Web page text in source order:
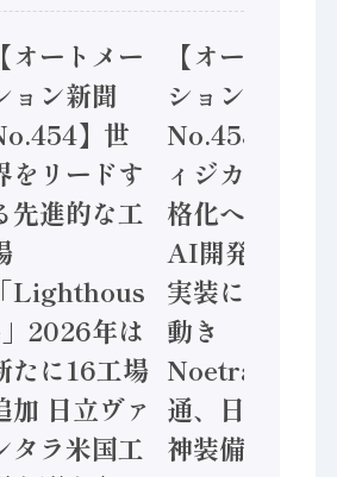
【オートメー
ョン新聞
】世
をリードす
先進的な工
「Lighthous
2026年は
たに16工場
加 日立ヴァ
タラ米国工
【オートメー
ション新聞
No.453】フ
ィジカルAI本
格化へ 国産
AI開発や社会
実装に活発な
動き
Noetra、富士
通、日立 / 兵
神装備 ×